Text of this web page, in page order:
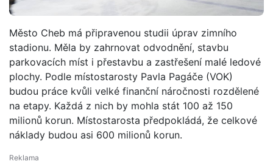
Město Cheb má připravenou studii úprav zimního
stadionu. Měla by zahrnovat odvodnění, stavbu
parkovacích míst i přestavbu a zastřešení malé ledové
plochy. Podle místostarosty Pavla Pagáče (VOK)
budou práce kvůli velké finanční náročnosti rozdělené
na etapy. Každá z nich by mohla stát 100 až 150
milionů korun. Místostarosta předpokládá, že celkové
náklady budou asi 600 milionů korun.